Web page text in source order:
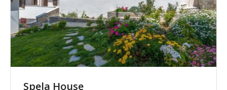
Spela House